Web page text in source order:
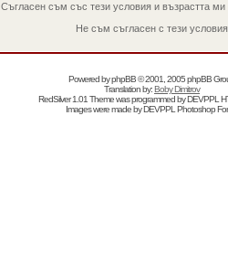
Съгласен съм със тези условия и възрастта ми
Не съм съгласен с тези условия
Powered byphpBB© 2001, 2005 phpBB
Translation by:Boby Dimitrov
RedSilver 1.01 Theme was programmed byDEVPPL
Images were made byDEVPPL Photoshop